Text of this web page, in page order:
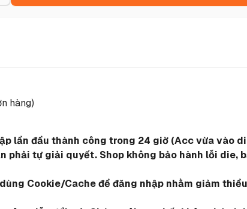
hàng)
lần đầu thành công trong 24 giờ (Acc vừa vào
tự giải quyết. Shop không bảo hành lỗi die,
Cookie/Cache để đăng nhập nhằm giảm